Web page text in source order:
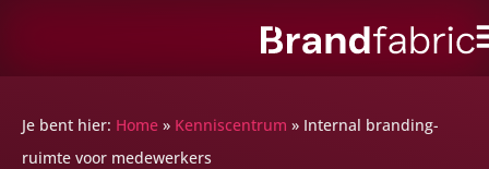
Je bent hier: Home » Kenniscentrum » Internal branding-
ruimte voor medewerkers